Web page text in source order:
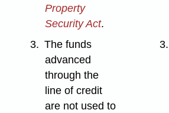
Property
Security Act.
3. The funds
advanced
through the
line of credit
are not used to
3.